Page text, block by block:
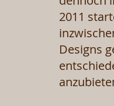
2011
Designs